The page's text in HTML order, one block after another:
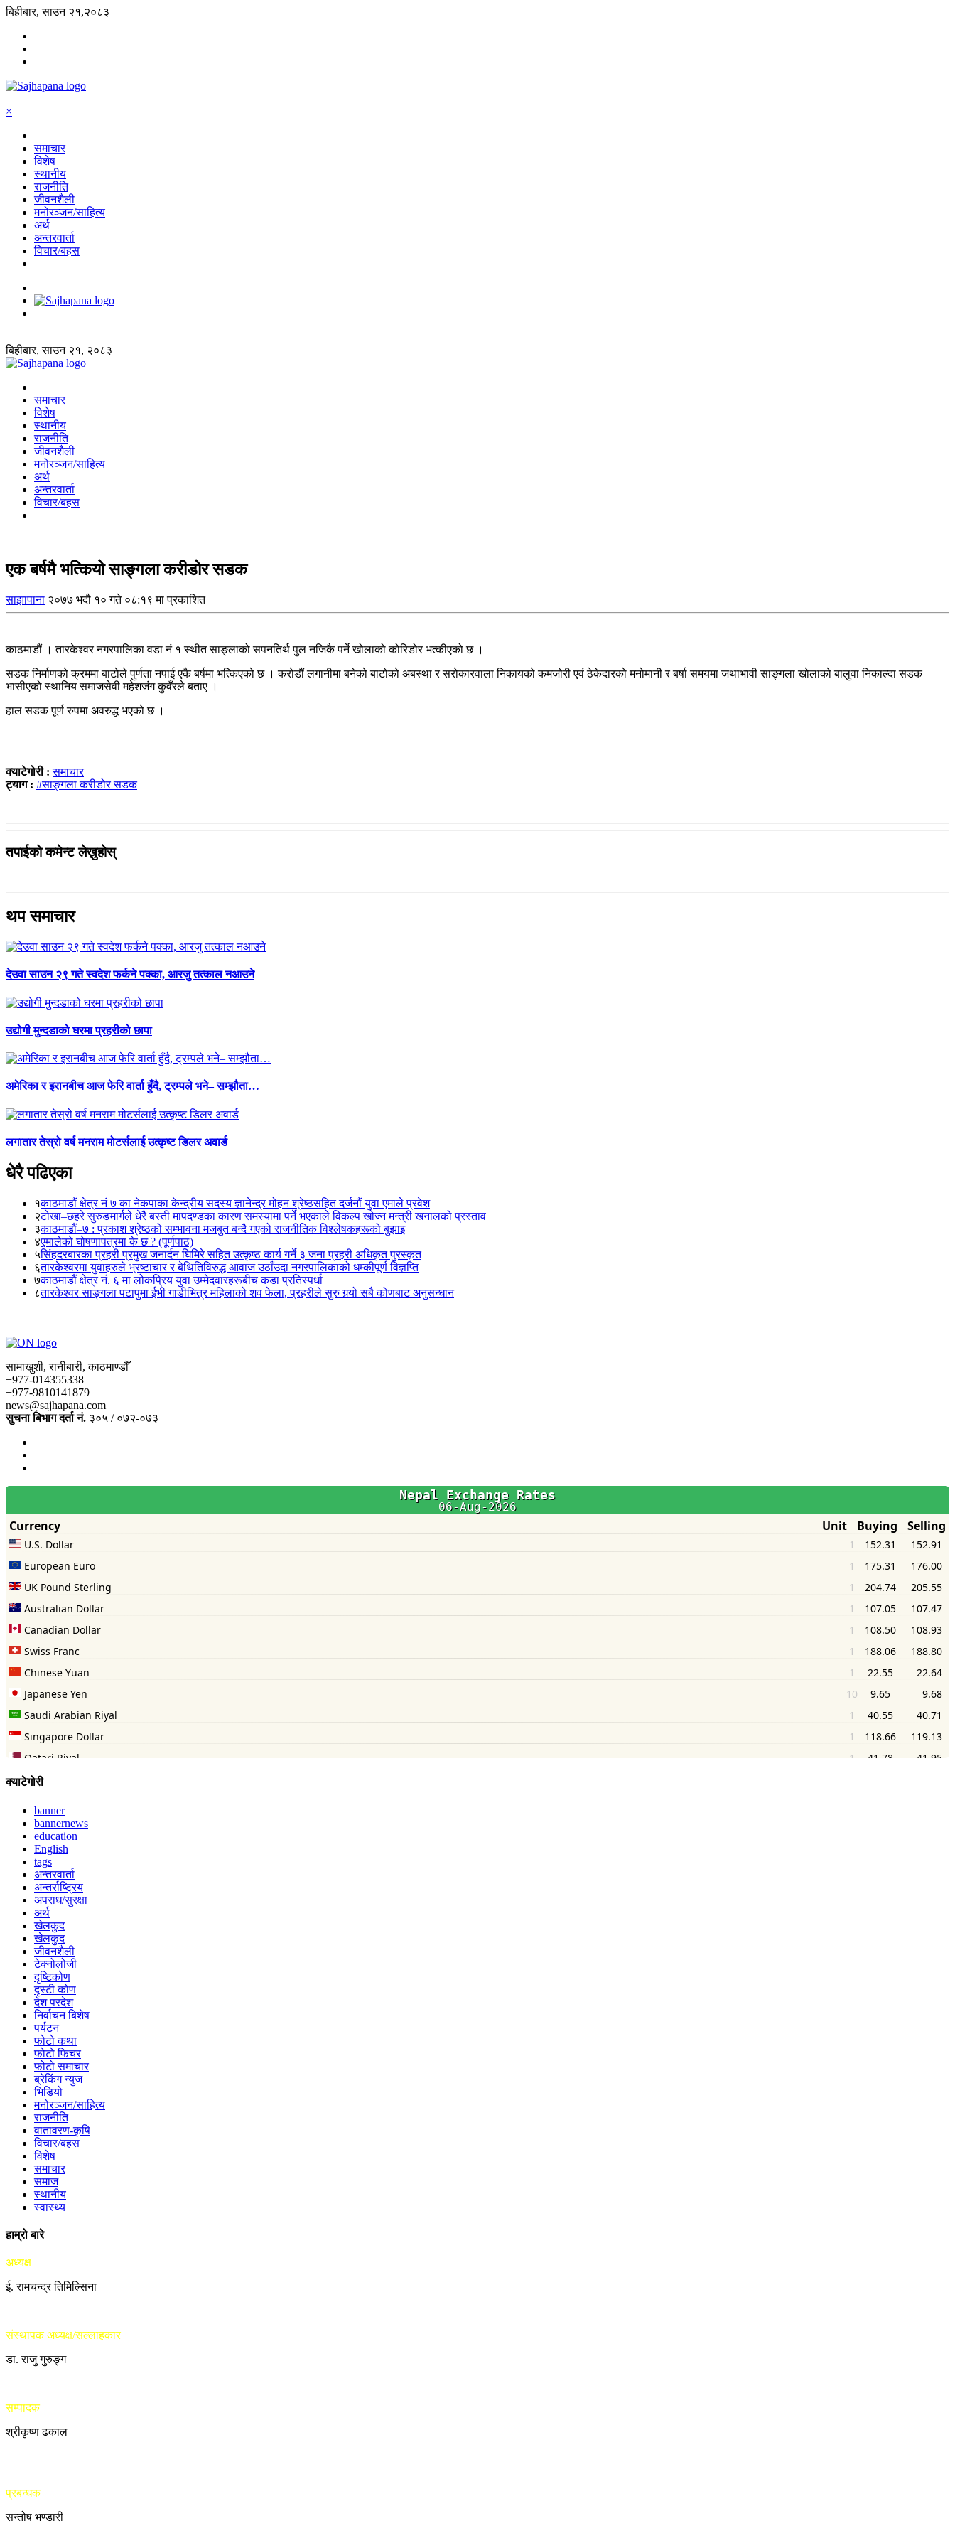
बिहीबार, साउन २१,२०८३
×
समाचार
विशेष
स्थानीय
राजनीति
जीवनशैली
मनोरञ्जन/साहित्य
अर्थ
अन्तरवार्ता
विचार/बहस
बिहीबार, साउन २१, २०८३
समाचार
विशेष
स्थानीय
राजनीति
जीवनशैली
मनोरञ्जन/साहित्य
अर्थ
अन्तरवार्ता
विचार/बहस
एक बर्षमै भत्कियो साङ्गला करीडोर सडक
साझापाना २०७७ भदौ १० गते ०८:१९ मा प्रकाशित
काठमाडौं । तारकेश्वर नगरपालिका वडा नं १ स्थीत साङ्लाको सपनतिर्थ पुल नजिकै पर्ने खोलाको कोरिडोर भत्कीएको छ ।
सडक निर्माणको क्रममा बाटोले पुर्णता नपाई एकै बर्षमा भत्किएको छ । करोडौं लगानीमा बनेको बाटोको अबस्था र सरोकारवाला निकायको कमजोरी एवं ठेकेदारको मनोमानी र बर्षा समयमा जथाभावी साङ्गला खोलाको बालुवा निकाल्दा सडक
भासीएको स्थानिय समाजसेवी महेशजंग कुवँरले बताए ।
हाल सडक पूर्ण रुपमा अवरुद्ध भएको छ ।
क्याटेगोरी :समाचार
ट्याग : #साङ्गला करीडोर सडक
तपाईको कमेन्ट लेख्नुहोस्
थप समाचार
देउवा साउन २९ गते स्वदेश फर्कने पक्का, आरजु तत्काल नआउने
उद्योगी मुन्दडाको घरमा प्रहरीको छापा
अमेरिका र इरानबीच आज फेरि वार्ता हुँदै, ट्रम्पले भने– सम्झौता…
लगातार तेस्रो वर्ष मनराम मोटर्सलाई उत्कृष्ट डिलर अवार्ड
धेरै पढिएका
१काठमाडौं क्षेत्र नं ७ का नेकपाका केन्द्रीय सदस्य ज्ञानेन्द्र मोहन श्रेष्ठसहित दर्जनौं युवा एमाले प्रवेश
२टोखा–छहरे सुरुङमार्गले धेरै बस्ती मापदण्डका कारण समस्यामा पर्ने भएकाले विकल्प खोज्न मन्त्री खनालको प्रस्ताव
३काठमाडौं–७ : प्रकाश श्रेष्ठको सम्भावना मजबुत बन्दै गएको राजनीतिक विश्लेषकहरूको बुझाइ
४एमालेको घोषणापत्रमा के छ ? (पूर्णपाठ)
५सिंहदरबारका प्रहरी प्रमुख जनार्दन घिमिरे सहित उत्कृष्ठ कार्य गर्ने ३ जना प्रहरी अधिकृत पुरस्कृत
६तारकेश्वरमा युवाहरुले भ्रष्टाचार र बेथितिविरुद्ध आवाज उठाँउदा नगरपालिकाको धम्कीपूर्ण विज्ञप्ति
७काठमाडौं क्षेत्र नं. ६ मा लोकप्रिय युवा उम्मेदवारहरूबीच कडा प्रतिस्पर्धा
८तारकेश्वर साङ्गला पटापुमा ईभी गाडीभित्र महिलाको शव फेला, प्रहरीले सुरु गर्‍यो सबै कोणबाट अनुसन्धान
सामाखुशी, रानीबारी, काठमाण्डौँ
+977-014355338
+977-9810141879
news@sajhapana.com
सुचना बिभाग दर्ता नं. ३०५ / ०७२-०७३
क्याटेगोरी
banner
bannernews
education
English
tags
अन्तरवार्ता
अन्तर्राष्ट्रिय
अपराध/सुरक्षा
अर्थ
खेलकुद
खेलकुद
जीवनशैली
टेक्नोलोजी
दृष्टिकोण
दृस्टी कोण
देश परदेश
निर्वाचन बिशेष
पर्यटन
फोटो कथा
फोटो फिचर
फोटो समाचार
ब्रेकिंग न्युज
भिडियो
मनोरञ्जन/साहित्य
राजनीति
वातावरण-कृषि
विचार/बहस
विशेष
समाचार
समाज
स्थानीय
स्वास्थ्य
हाम्रो बारे
अध्यक्ष
ई. रामचन्द्र तिमिल्सिना
संस्थापक अध्यक्ष/सल्लाहकार
डा. राजु गुरुङ्ग
सम्पादक
श्रीकृष्ण ढकाल
प्रबन्धक
सन्तोष भण्डारी